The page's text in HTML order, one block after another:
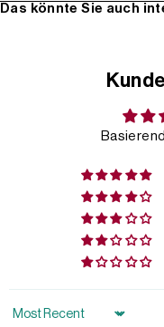
Das könnte Sie auch
Sort by